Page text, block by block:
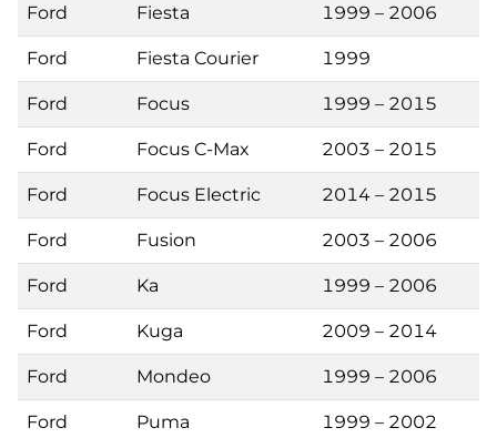
Ford Fiesta 1999 – 2006
Ford Fiesta Courier 1999
Ford Focus 1999 – 2015
Ford Focus C-Max 2003 – 2015
Ford Focus Electric 2014 – 2015
Ford Fusion 2003 – 2006
Ford Ka 1999 – 2006
Ford Kuga 2009 – 2014
Ford Mondeo 1999 – 2006
Ford Puma 1999 – 2002